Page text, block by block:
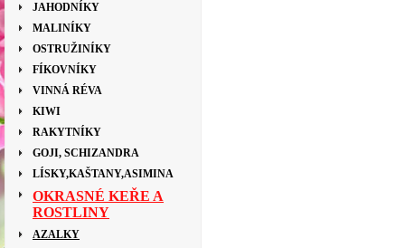
JAHODNÍKY
MALINÍKY
OSTRUŽINÍKY
FÍKOVNÍKY
VINNÁ RÉVA
KIWI
RAKYTNÍKY
GOJI, SCHIZANDRA
LÍSKY,KAŠTANY,ASIMINA
OKRASNÉ KEŘE A
ROSTLINY
AZALKY